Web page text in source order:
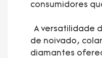
consumidores
A versatilidade
de noivado,
diamantes